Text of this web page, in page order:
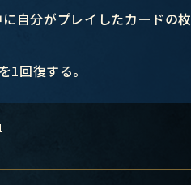
自分がプレイしたカードの枚
回復する。